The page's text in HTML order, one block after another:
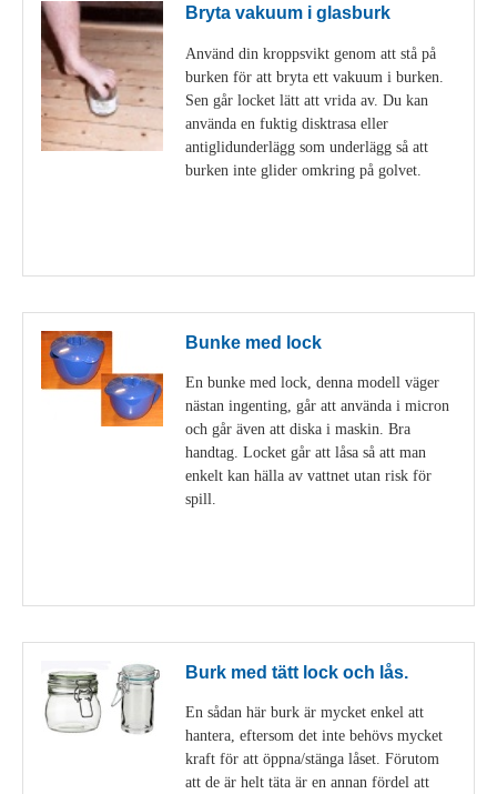
Bryta vakuum i glasburk
Använd din kroppsvikt genom att stå på
burken för att bryta ett vakuum i burken.
Sen går locket lätt att vrida av. Du kan
använda en fuktig disktrasa eller
antiglidunderlägg som underlägg så att
burken inte glider omkring på golvet.
Bunke med lock
En bunke med lock, denna modell väger
nästan ingenting, går att använda i micron
och går även att diska i maskin. Bra
handtag. Locket går att låsa så att man
enkelt kan hälla av vattnet utan risk för
spill.
Burk med tätt lock och lås.
En sådan här burk är mycket enkel att
hantera, eftersom det inte behövs mycket
kraft för att öppna/stänga låset. Förutom
att de är helt täta är en annan fördel att